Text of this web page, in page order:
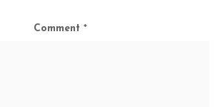
Comment *